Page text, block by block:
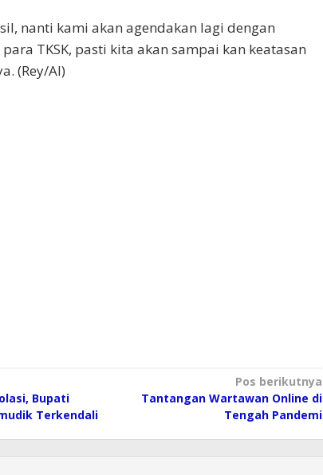
nanti kami akan agendakan lagi dengan
TKSK, pasti kita akan sampai kan keatasan
(Rey/Al)
Bupati
Terkendali
Pos berikutnya
Tantangan Wartawan Online di
Tengah Pandemi